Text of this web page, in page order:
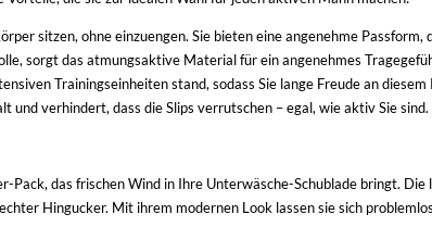
sitzen, ohne einzuengen. Sie bieten eine angenehme Passform,
sorgt das atmungsaktive Material für ein angenehmes
Trainingseinheiten stand, sodass Sie lange Freude an
und verhindert, dass die Slips verrutschen – egal, wie aktiv Sie sind.
das frischen Wind in Ihre Unterwäsche-Schublade bringt.
Hingucker. Mit ihrem modernen Look lassen sie sich